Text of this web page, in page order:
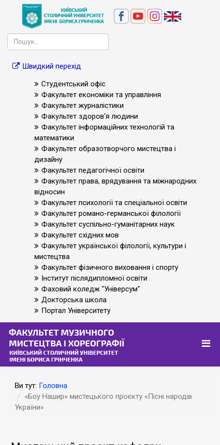
Швидкий перехід
Студентський офіс
Факультет економіки та управління
Факультет журналістики
Факультет здоров’я людини
Факультет інформаційних технологій та
математики
Факультет образотворчого мистецтва і
дизайну
Факультет педагогічної освіти
Факультет права, врядування та міжнародних
відносин
Факультет психології та спеціальної освіти
Факультет романо-германської філології
Факультет суспільно-гуманітарних наук
Факультет східних мов
Факультет української філології, культури і
мистецтва
Факультет фізичного виховання і спорту
Інститут післядипломної освіти
Фаховий коледж "Універсум"
Докторська школа
Портал Університету
Ви тут: Головна
«Боу Нашир» мистецького проєкту «Пісні народів
України»